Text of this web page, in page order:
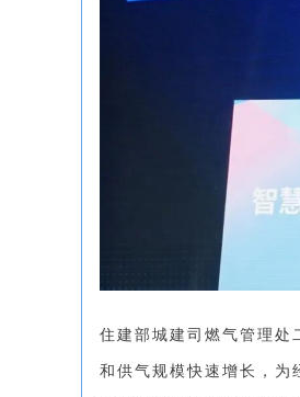
住建部城建司 燃气管理处
和供气规模快速增长，为